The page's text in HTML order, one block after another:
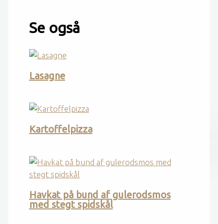
Se også
Lasagne
Kartoffelpizza
Havkat på bund af gulerodsmos
med stegt spidskål